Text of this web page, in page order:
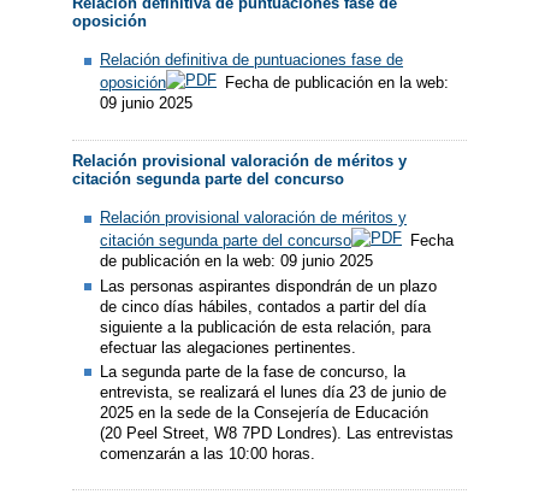
oposición
Relación definitiva de puntuaciones fase de
oposición
Fecha de publicación en la web:
09 junio 2025
Relación provisional valoración de méritos y
citación segunda parte del concurso
Relación provisional valoración de méritos y
citación segunda parte del concurso
Fecha
de publicación en la web: 09 junio 2025
Las personas aspirantes dispondrán de un plazo
de cinco días hábiles, contados a partir del día
siguiente a la publicación de esta relación, para
efectuar las alegaciones pertinentes.
La segunda parte de la fase de concurso, la
entrevista, se realizará el lunes día 23 de junio de
2025 en la sede de la Consejería de Educación
(20 Peel Street, W8 7PD Londres). Las entrevistas
comenzarán a las 10:00 horas.